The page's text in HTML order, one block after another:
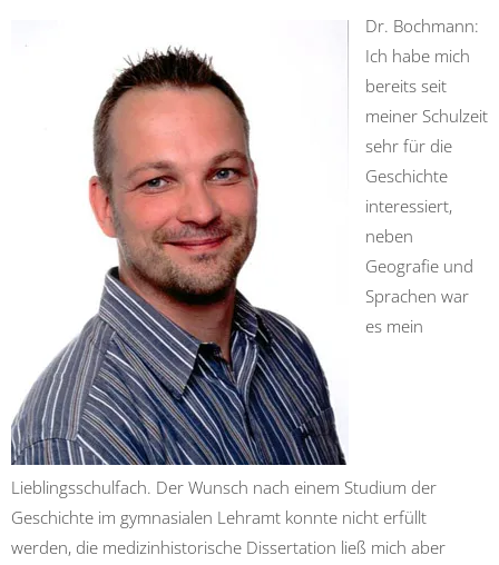
Dr. Bochmann:
Ich habe mich
bereits seit
meiner Schulzeit
sehr für die
Geschichte
interessiert,
neben
Geografie und
Sprachen war
es mein
Lieblingsschulfach. Der Wunsch nach einem Studium der
Geschichte im gymnasialen Lehramt konnte nicht erfüllt
werden, die medizinhistorische Dissertation ließ mich aber